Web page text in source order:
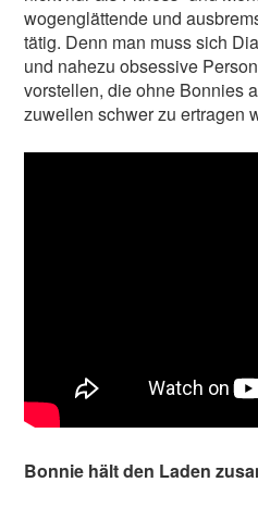
wogenglättende und
tätig. Denn man muss sich
und nahezu obsessive
vorstellen, die ohne Bonnies
zuweilen schwer zu ertragen
Bonnie hält den Laden